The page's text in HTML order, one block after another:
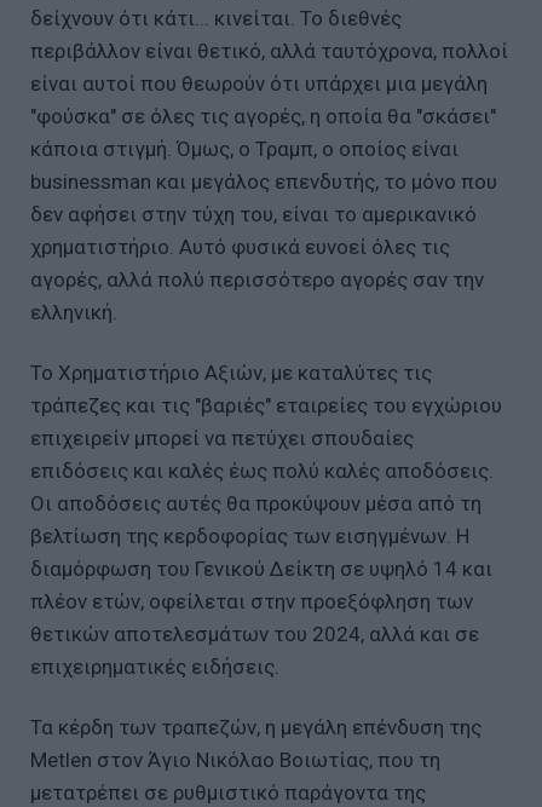
δείχνουν ότι κάτι... κινείται. Το διεθνές
περιβάλλον είναι θετικό, αλλά ταυτόχρονα, πολλοί
είναι αυτοί που θεωρούν ότι υπάρχει μια μεγάλη
"φούσκα" σε όλες τις αγορές, η οποία θα "σκάσει"
κάποια στιγμή. Όμως, ο Τραμπ, ο οποίος είναι
businessman και μεγάλος επενδυτής, το μόνο που
δεν αφήσει στην τύχη του, είναι το αμερικανικό
χρηματιστήριο. Αυτό φυσικά ευνοεί όλες τις
αγορές, αλλά πολύ περισσότερο αγορές σαν την
ελληνική.
Το Χρηματιστήριο Αξιών, με καταλύτες τις
τράπεζες και τις "βαριές" εταιρείες του εγχώριου
επιχειρείν μπορεί να πετύχει σπουδαίες
επιδόσεις και καλές έως πολύ καλές αποδόσεις.
Οι αποδόσεις αυτές θα προκύψουν μέσα από τη
βελτίωση της κερδοφορίας των εισηγμένων. Η
διαμόρφωση του Γενικού Δείκτη σε υψηλό 14 και
πλέον ετών, οφείλεται στην προεξόφληση των
θετικών αποτελεσμάτων του 2024, αλλά και σε
επιχειρηματικές ειδήσεις.
Τα κέρδη των τραπεζών, η μεγάλη επένδυση της
Metlen στον Άγιο Νικόλαο Βοιωτίας, που τη
μετατρέπει σε ρυθμιστικό παράγοντα της